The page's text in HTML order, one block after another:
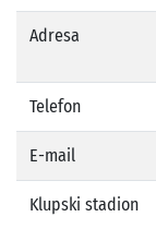
Adresa
Telefon
E-mail
Klupski stadion